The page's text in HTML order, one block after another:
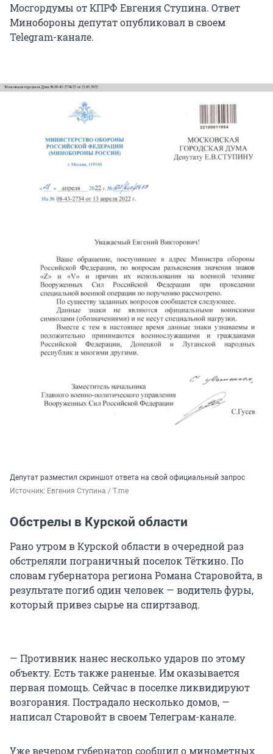
Мосгордумы от КПРФ Евгения Ступина. Ответ
Минобороны депутат опубликовал в своем
Telegram-канале.
Депутат разместил скриншот ответа на свой официальный запрос
Источник: Евгения Ступина / T.me
Обстрелы в Курской области
Рано утром в Курской области в очередной раз
обстреляли пограничный поселок Тёткино. По
словам губернатора региона Романа Старовойта, в
результате погиб один человек — водитель фуры,
который привез сырье на спиртзавод.
— Противник нанес несколько ударов по этому
объекту. Есть также раненые. Им оказывается
первая помощь. Сейчас в поселке ликвидируют
возгорания. Пострадало несколько домов, —
написал Старовойт в своем Телеграм-канале.
Уже вечером губернатор сообщил о минометных